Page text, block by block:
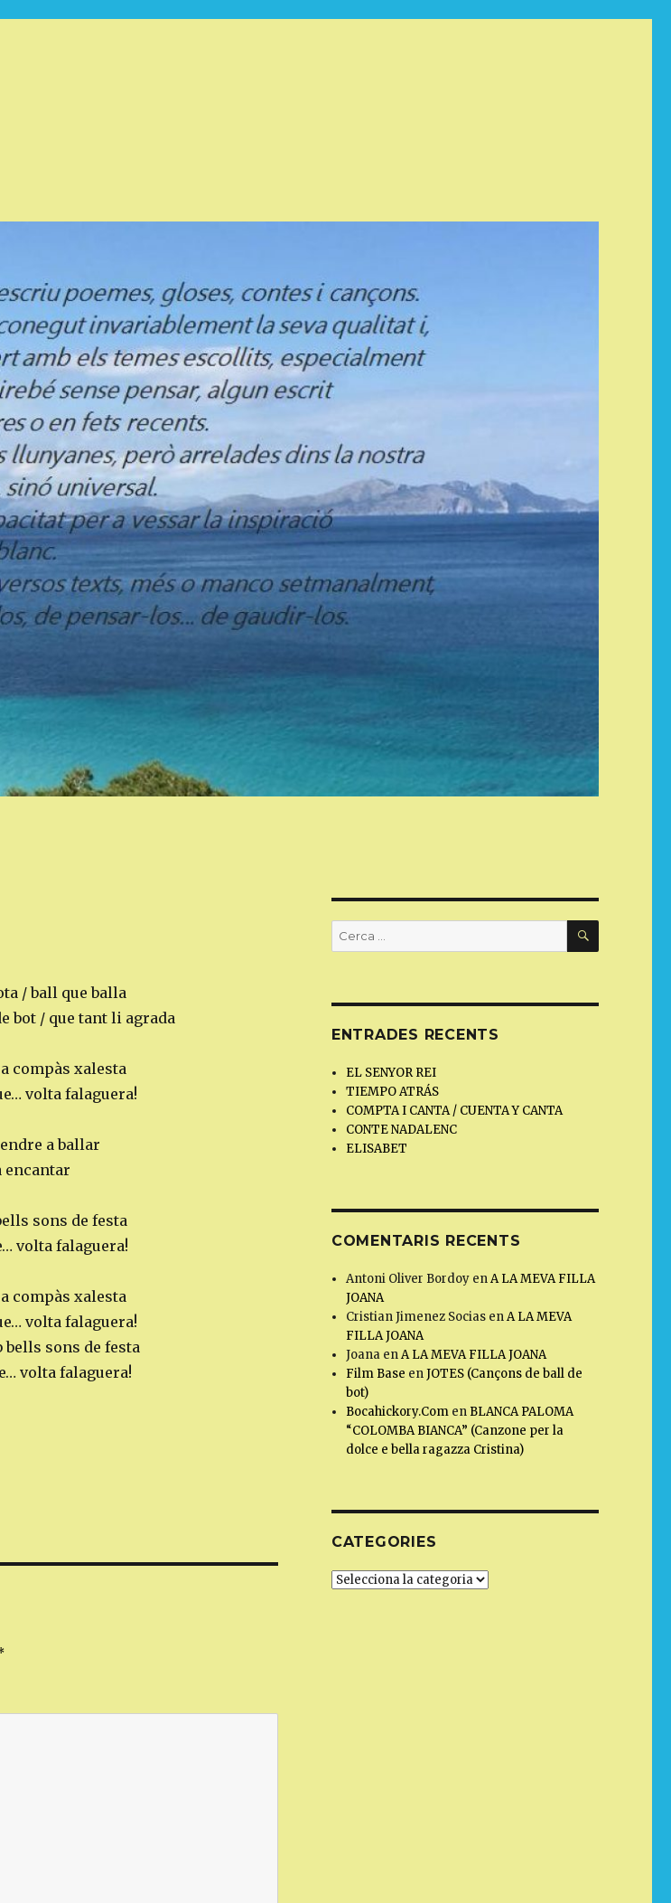
/ ball que balla
bot / que tant li agrada
compàs xalesta
volta falaguera!
a ballar
sons de festa
volta falaguera!
compàs xalesta
volta falaguera!
sons de festa
volta falaguera!
Cerca: CERCA
ENTRADES RECENTS
EL SENYOR REI
TIEMPO ATRÁS
COMPTA I CANTA / CUENTA Y CANTA
CONTE NADALENC
ELISABET
COMENTARIS RECENTS
Antoni Oliver Bordoy enA LA MEVA FILLA
JOANA
Cristian Jimenez Socias enA LA MEVA
FILLA JOANA
Joana enA LA MEVA FILLA JOANA
Film Base enJOTES (Cançons de ball de
bot)
Bocahickory.Com en BLANCA PALOMA
“COLOMBA BIANCA” (Canzone per la
dolce e bella ragazza Cristina)
CATEGORIES
Categories